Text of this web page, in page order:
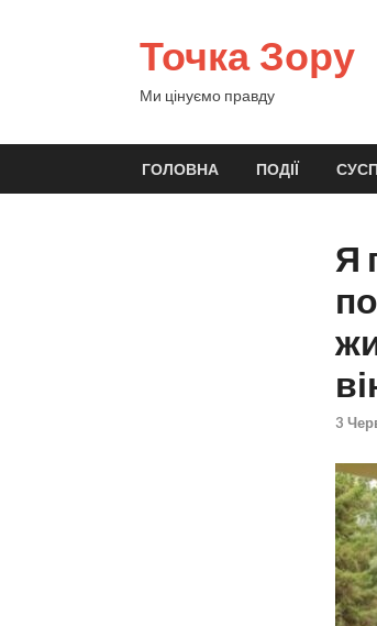
Точка Зору
Ми цінуємо правду
ГОЛОВНА ПОДІЇ
Я
3